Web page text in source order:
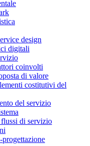
design
digitali
coinvolti
di valore
costitutivi del
del servizio
flussi di servizio